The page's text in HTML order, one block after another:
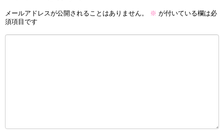
メールアドレスが公開されることはありません。 ※ が付いている欄は必
須項目です